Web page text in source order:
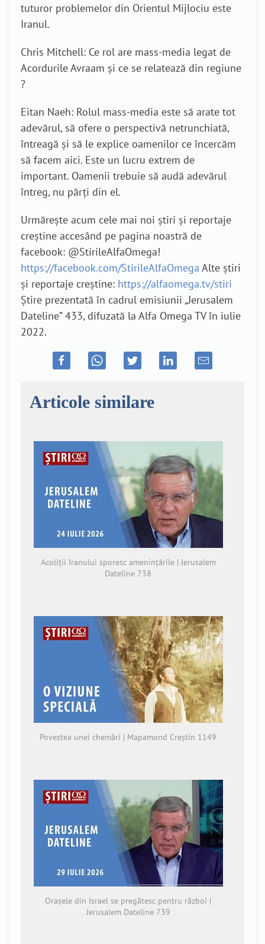
tuturor problemelor din Orientul Mijlociu este
Iranul.
Chris Mitchell: Ce rol are mass-media legat de
Acordurile Avraam și ce se relatează din regiune
?
Eitan Naeh: Rolul mass-media este să arate tot
adevărul, să ofere o perspectivă netrunchiată,
întreagă și să le explice oamenilor ce încercăm
să facem aici. Este un lucru extrem de
important. Oamenii trebuie să audă adevărul
întreg, nu părți din el.
Urmărește acum cele mai noi știri și reportaje
creștine accesând pe pagina noastră de
facebook: @StirileAlfaOmega!
https://facebook.com/StirileAlfaOmega Alte știri
și reportaje creștine: https://alfaomega.tv/stiri
Știre prezentată în cadrul emisiunii „Jerusalem
Dateline” 433, difuzată la Alfa Omega TV în iulie
2022.
Articole similare
Acoliții Iranului sporesc amenințările | Jerusalem
Dateline 738
Povestea unei chemări | Mapamond Creștin 1149
Orașele din Israel se pregătesc pentru război |
Jerusalem Dateline 739